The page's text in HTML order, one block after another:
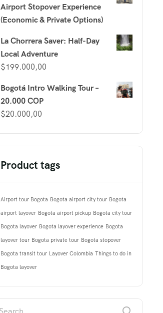
Airport Stopover Experience
(Economic & Private Options)
La Chorrera Saver: Half-Day
Local Adventure
$199.000,00
Bogotá Intro Walking Tour –
20.000 COP
$20.000,00
Product tags
Airport tour Bogota Bogota airport city tour Bogota
airport layover Bogota airport pickup Bogota city tour
Bogota layover Bogota layover experience Bogota
layover tour Bogota private tour Bogota stopover
Bogota transit tour Layover Colombia Things to do in
Bogota layover